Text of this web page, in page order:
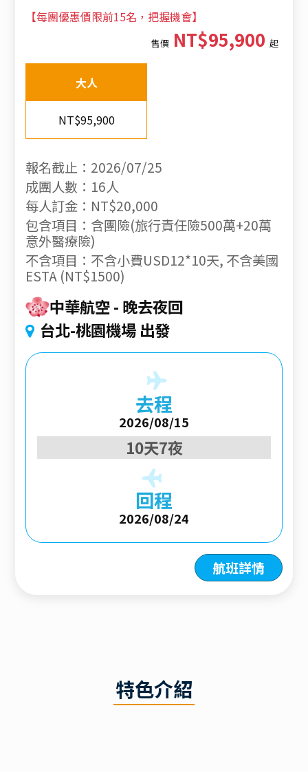
【每團優惠價限前15名，把握機會】
售價NT$95,900 起
大人
NT$95,900
報名截止：2026/07/25
成團人數：16人
每人訂金：NT$20,000
包含項目：含團險(旅行責任險500萬+20萬
意外醫療險)
不含項目：不含小費USD12*10天, 不含美國
ESTA (NT$1500)
中華航空 晚去夜回
台北-桃園機場 出發
去程
2026/08/15
10天7夜
回程
2026/08/24
航班詳情
特色介紹